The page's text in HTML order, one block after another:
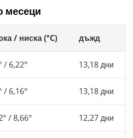
месеци
/ ниска (°C) дъжд
/ 6,22° 13,18 дни
/ 6,16° 13,18 дни
/ 8,66° 12,27 дни